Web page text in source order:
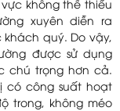
không thể thiếu
xuyên diễn ra
quý. Do vậy,
được sử dụng
chú trọng hơn cả.
có công suất hoạt
trong, không méo